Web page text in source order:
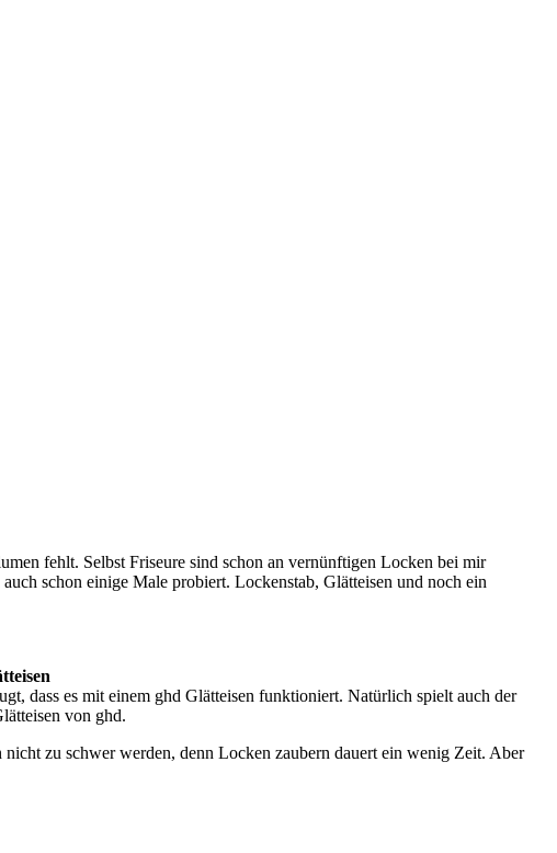
fehlt. Selbst Friseure sind schon an vernünftigen Locken bei mir
schon einige Male probiert. Lockenstab, Glätteisen und noch ein
dass es mit einem ghd Glätteisen funktioniert. Natürlich spielt auch der
von ghd.
zu schwer werden, denn Locken zaubern dauert ein wenig Zeit. Aber